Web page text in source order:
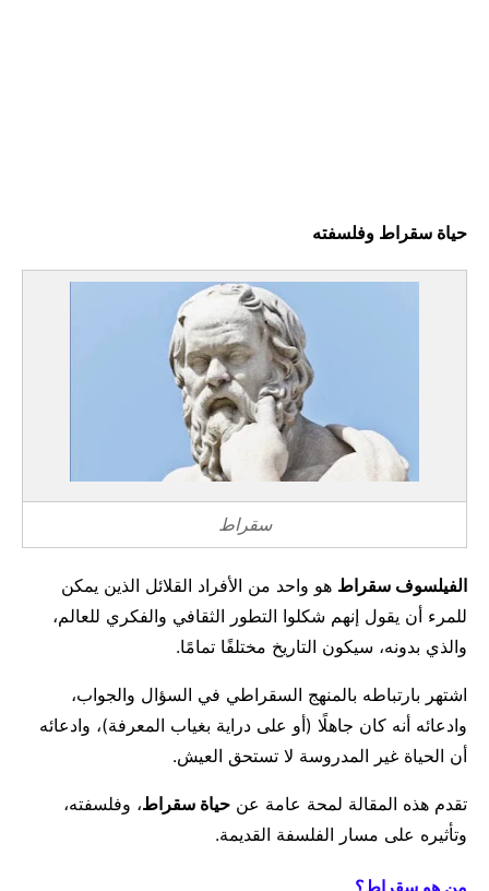
حياة سقراط وفلسفته
سقراط
الفيلسوف سقراط هو واحد من الأفراد القلائل الذين يمكن
للمرء أن يقول إنهم شكلوا التطور الثقافي والفكري للعالم،
والذي بدونه، سيكون التاريخ مختلفًا تمامًا.
اشتهر بارتباطه بالمنهج السقراطي في السؤال والجواب،
وادعائه أنه كان جاهلًا (أو على دراية بغياب المعرفة)، وادعائه
أن الحياة غير المدروسة لا تستحق العيش.
تقدم هذه المقالة لمحة عامة عن حياة سقراط، وفلسفته،
وتأثيره على مسار الفلسفة القديمة.
من هو سقراط؟